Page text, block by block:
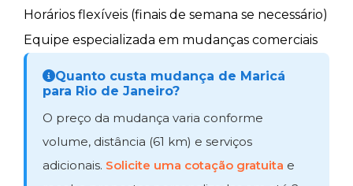
Horários flexíveis (finais de semana se necessário)
Equipe especializada em mudanças comerciais
Quanto custa mudança de Maricá
para Rio de Janeiro?
O preço da mudança varia conforme
volume, distância (61 km) e serviços
adicionais. Solicite uma cotação gratuita e